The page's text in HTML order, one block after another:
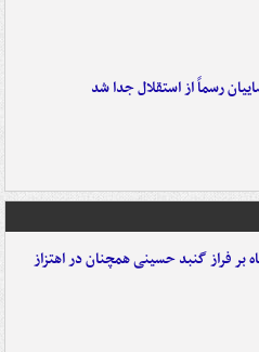
رسماً از استقلال جدا شد
بر فراز گنبد حسینی همچنان در اهتزاز